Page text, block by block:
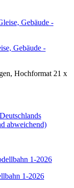
Gebäude -
Hochformat 21 x
abweichend)
1-2026